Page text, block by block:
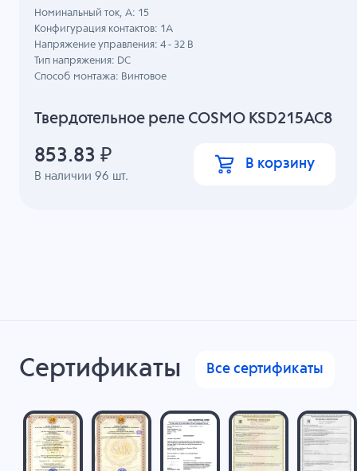
Твердотельное реле COSMO KSD215AC8
В наличии96 шт.
Номинальный ток, А: 15
Конфигурация контактов: 1A
Напряжение управления: 4 - 32 В
Тип напряжения: DC
Способ монтажа: Винтовое
853.83 ₽ В корзину
Сертификаты Все сертификаты